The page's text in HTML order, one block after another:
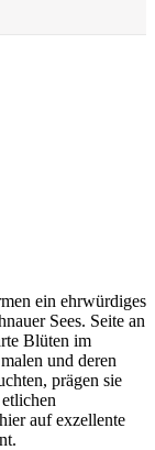
ein ehrwürdiges
Sees. Seite an
Blüten im
und deren
prägen sie
auf exzellente